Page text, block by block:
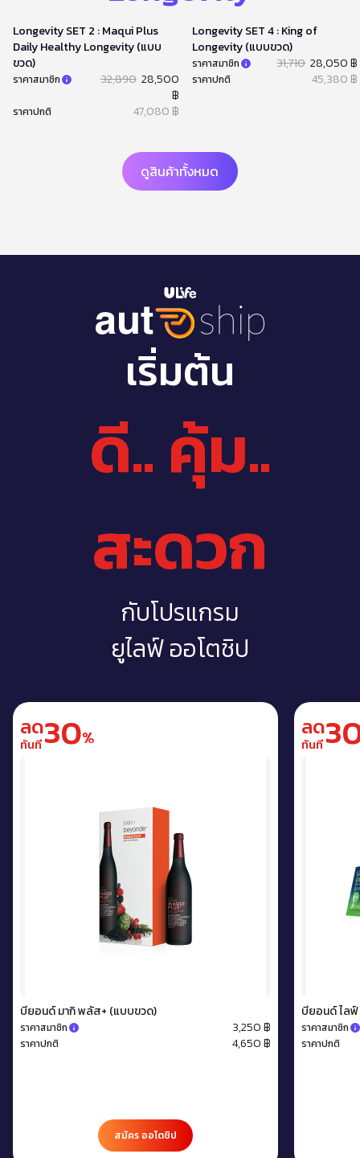
Longevity SET 2 : Maqui Plus
Daily Healthy Longevity (แบบ
ขวด)
ราคาสมาชิก 32,890 28,500
฿
ราคาปกติ 47,080 ฿
Longevity SET 4 : King of
Longevity (แบบขวด)
ราคาสมาชิก 31,710 28,050 ฿
ราคาปกติ 45,380 ฿
ดูสินค้าทั้งหมด
เริ่มต้น
ดี.. คุ้ม..
สะดวก
กับโปรแกรม
ยูไลฟ์ ออโตชิป
ลด
ทันที30%
บียอนด์ มากิ พลัส+ (แบบขวด)
ราคาสมาชิก 3,250 ฿
ราคาปกติ 4,650 ฿
สมัคร ออโตชิป
ลด
ทันที
บียอนด์ ไลฟ์
ราคาสมาชิก
ราคาปกติ